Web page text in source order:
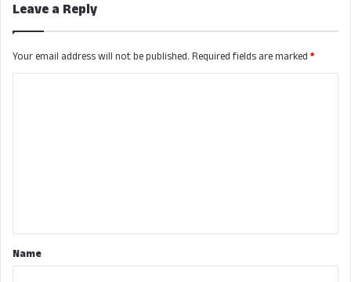
Leave a Reply
Your email address will not be published. Required fields are marked *
*Name